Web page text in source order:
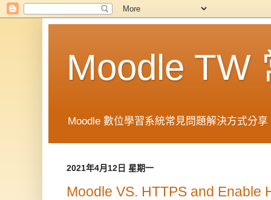
Moodle TW
Moodle 數位學習系統常見問題解決方式分享
2021年4月12日 星期一
Moodle VS. HTTPS and Enable